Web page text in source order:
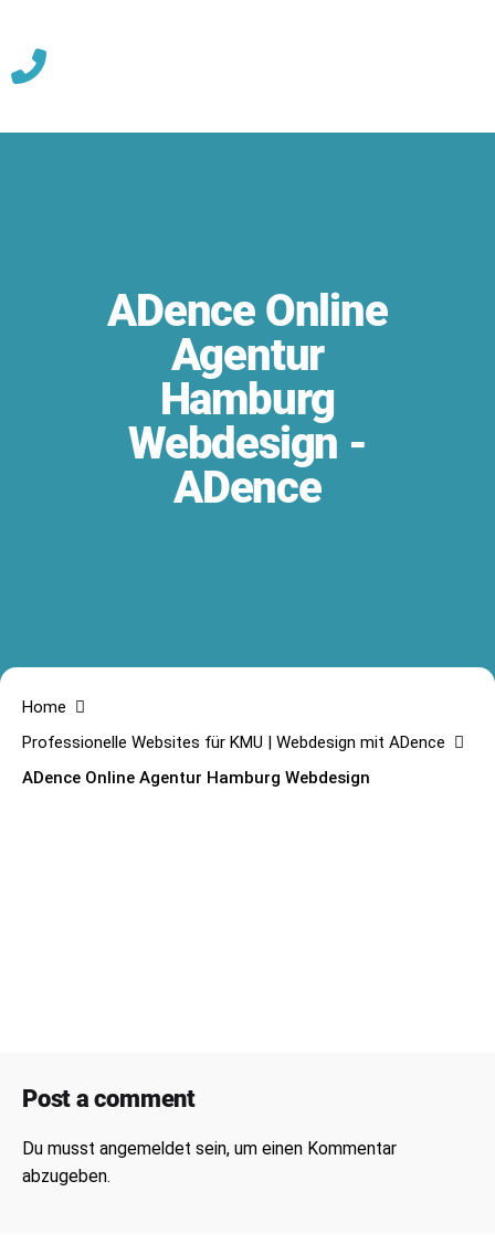
Skip
ADence Online
Agentur
Hamburg
Webdesign -
ADence
Home
Professionelle Websites für KMU | Webdesign mit ADence
ADence Online Agentur Hamburg Webdesign
Post a comment
Du musst angemeldet sein, um einen Kommentar
abzugeben.